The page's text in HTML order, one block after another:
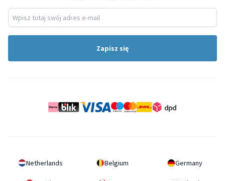
Zapisz się
Netherlands Belgium Germany